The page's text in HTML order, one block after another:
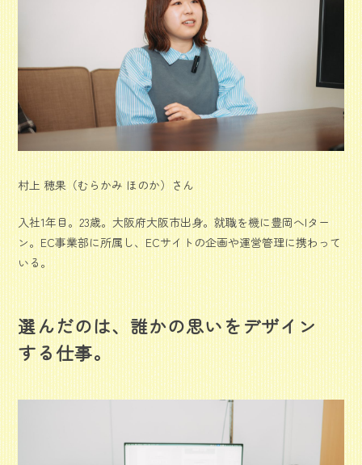
村上 穂果（むらかみ ほのか）さん
入社1年目。23歳。大阪府大阪市出身。就職を機に豊岡へIター
ン。EC事業部に所属し、ECサイトの企画や運営管理に携わって
いる。
選んだのは、誰かの思いをデザイン
する仕事。